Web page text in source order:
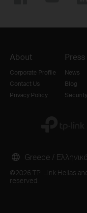
About
Corporate Profile
Contact Us
Privacy Policy
Press
News
Blog
©2026 TP-Link Hellas
reserved.
Greece /